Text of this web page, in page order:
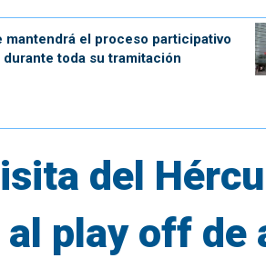
mantendrá el proceso participativo
durante toda su tramitación
del
play off de